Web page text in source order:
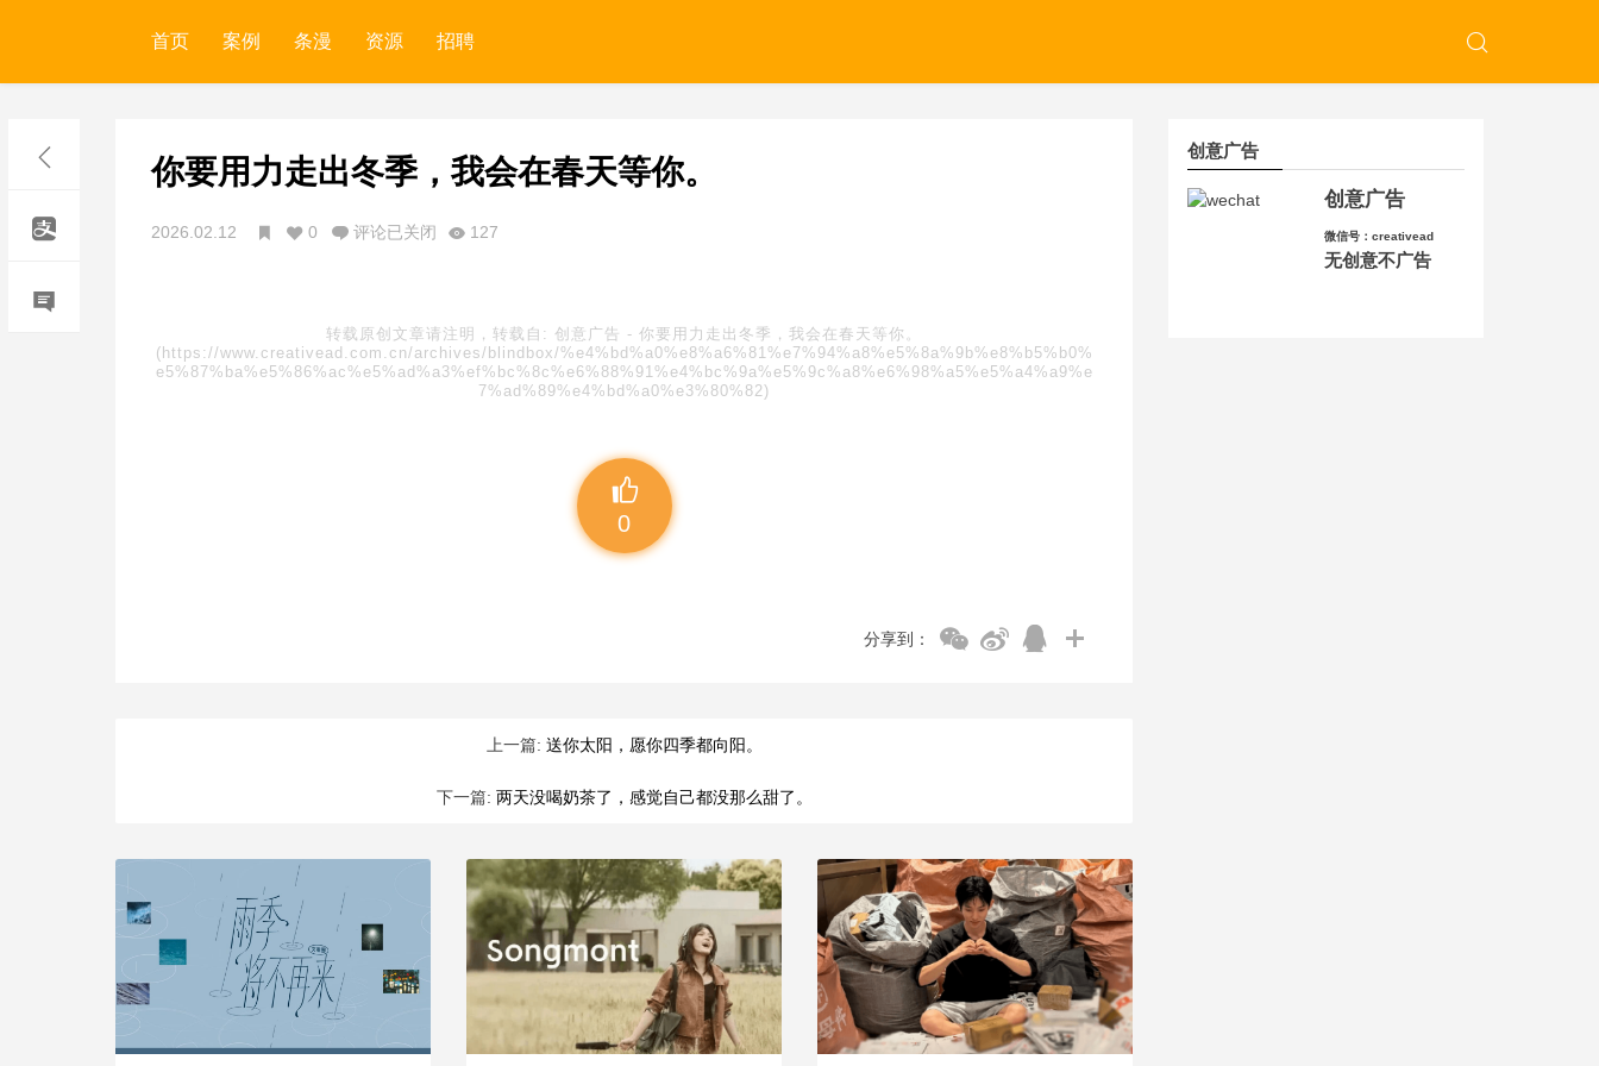
首页 案例 条漫 资源 招聘
你要用力走出冬季，我会在春天等你。
2026.02.12 0 评论已关闭 127
转载原创文章请注明，转载自: 创意广告 - 你要用力走出冬季，我会在春天等你。
(https://www.creativead.com.cn/archives/blindbox/%e4%bd%a0%e8%a6%81%e7%94%a8%e5%8a%9b%e8%b5%b0%
e5%87%ba%e5%86%ac%e5%ad%a3%ef%bc%8c%e6%88%91%e4%bc%9a%e5%9c%a8%e6%98%a5%e5%a4%a9%e
7%ad%89%e4%bd%a0%e3%80%82)
0
分享到：
上一篇: 送你太阳，愿你四季都向阳。
下一篇: 两天没喝奶茶了，感觉自己都没那么甜了。
创意广告
创意广告
微信号：creativead
无创意不广告